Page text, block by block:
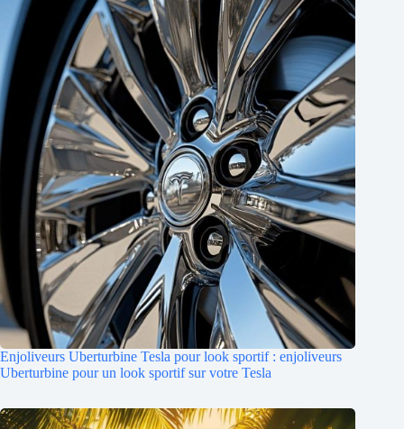
Enjoliveurs Uberturbine Tesla pour look sportif : enjoliveurs
Uberturbine pour un look sportif sur votre Tesla